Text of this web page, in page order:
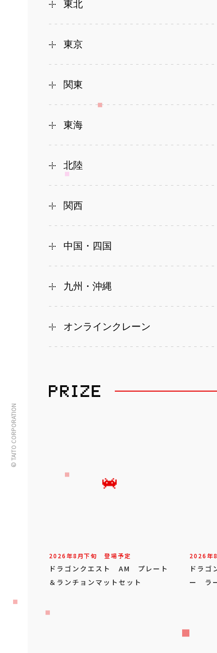
© TAITO CORPORATION
東北
東京
関東
東海
北陸
関西
中国・四国
九州・沖縄
オンラインクレーン
2026年8月下旬 登場予定
ドラゴンクエスト AM プレート
＆ランチョンマットセット
2026年
ドラ
ー ラ